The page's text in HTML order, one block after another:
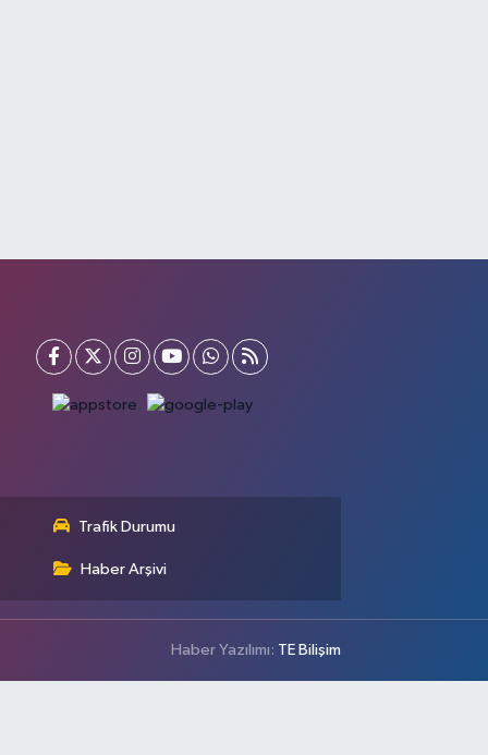
Trafik Durumu
Haber Arşivi
Haber Yazılımı: TE Bilişim